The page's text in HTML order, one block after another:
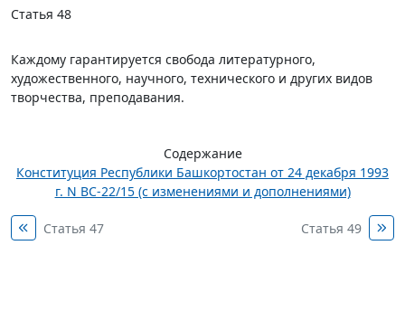
Статья 48
Каждому гарантируется свобода литературного,
художественного, научного, технического и других видов
творчества, преподавания.
Содержание
Конституция Республики Башкортостан от 24 декабря 1993
г. N ВС-22/15 (с изменениями и дополнениями)
Статья 47 Статья 49